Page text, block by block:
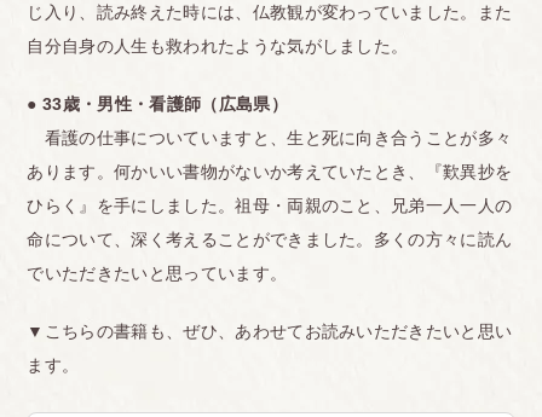
じ入り、読み終えた時には、仏教観が変わっていました。また
自分自身の人生も救われたような気がしました。
● 33歳・男性・看護師（広島県）
看護の仕事についていますと、生と死に向き合うことが多々
あります。何かいい書物がないか考えていたとき、『歎異抄を
ひらく』を手にしました。祖母・両親のこと、兄弟一人一人の
命について、深く考えることができました。多くの方々に読ん
でいただきたいと思っています。
▼こちらの書籍も、ぜひ、あわせてお読みいただきたいと思い
ます。